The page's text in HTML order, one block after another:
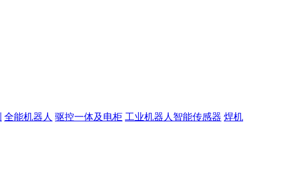
全能机器人 驱控一体及电柜 工业机器人智能传感器 焊机